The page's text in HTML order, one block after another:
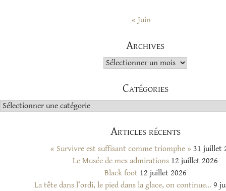
« Juin
Archives
Archives
Catégories
Catégories
Articles récents
« Survivre est suffisant comme triomphe » 31 juillet
Le Musée de mes admirations 12 juillet 2026
Black foot 12 juillet 2026
La tête dans l’ordi, le pied dans la glace, on continue… 9